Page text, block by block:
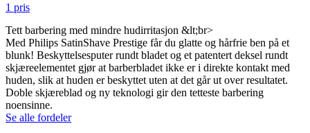
1 pris
Tett barbering med mindre hudirritasjon &lt;br>
Med Philips SatinShave Prestige får du glatte og hårfrie ben på et
blunk! Beskyttelsesputer rundt bladet og et patentert deksel rundt
skjæreelementet gjør at barberbladet ikke er i direkte kontakt med
huden, slik at huden er beskyttet uten at det går ut over resultatet.
Doble skjæreblad og ny teknologi gir den tetteste barbering
noensinne.
Se alle fordeler